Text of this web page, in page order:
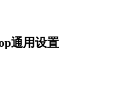
通用设置